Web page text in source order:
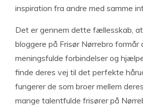
inspiration fra andre med samme
Det er gennem dette fællesskab,
bloggere på Frisør Nørrebro formår
meningsfulde forbindelser og
finde deres vej til det perfekte
fungerer de som broer mellem
mange talentfulde frisører på